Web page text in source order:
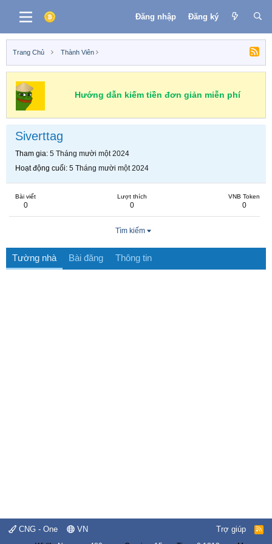
Đăng nhập Đăng ký
Trang Chủ Thành Viên
Hướng dẫn kiếm tiền đơn giản miễn phí
Siverttag
Tham gia 5 Tháng mười một 2024
Hoạt động cuối 5 Tháng mười một 2024
Bài viết
0
Lượt thích
0
VNB Token
0
Tìm kiếm
Tường nhà Bài đăng Thông tin
CNG - One VN Trợ giúp
R